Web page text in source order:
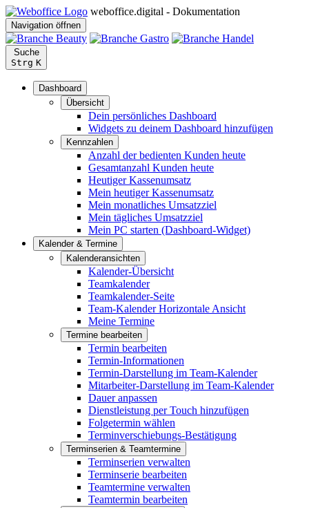
weboffice.digital - Dokumentation
Navigation öffnen
Suche
Strg K
Dashboard
Übersicht
Dein persönliches Dashboard
Widgets zu deinem Dashboard hinzufügen
Kennzahlen
Anzahl der bedienten Kunden heute
Gesamtanzahl Kunden heute
Heutiger Kassenumsatz
Mein heutiger Kassenumsatz
Mein monatliches Umsatzziel
Mein tägliches Umsatzziel
Mein PC starten (Dashboard-Widget)
Kalender & Termine
Kalenderansichten
Kalender-Übersicht
Teamkalender
Teamkalender-Seite
Team-Kalender Horizontale Ansicht
Meine Termine
Termine bearbeiten
Termin bearbeiten
Termin-Informationen
Termin-Darstellung im Team-Kalender
Mitarbeiter-Darstellung im Team-Kalender
Dauer anpassen
Dienstleistung per Touch hinzufügen
Folgetermin wählen
Terminverschiebungs-Bestätigung
Terminserien & Teamtermine
Terminserien verwalten
Terminserie bearbeiten
Teamtermine verwalten
Teamtermin bearbeiten